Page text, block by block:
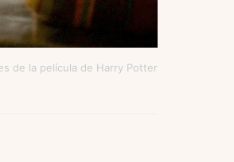
de la película de Harry Potter